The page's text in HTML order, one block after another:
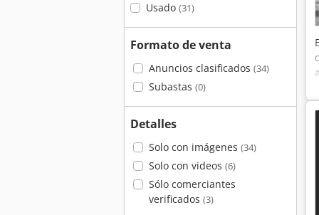
Usado (31)
Formato de venta
Anuncios clasificados (34)
Subastas (0)
Detalles
Solo con imágenes (34)
Solo con videos (6)
Sólo comerciantes
verificados (3)